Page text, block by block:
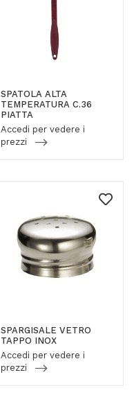
SPATOLA ALTA
TEMPERATURA C.36
PIATTA
Accedi per vedere i
prezzi
SPARGISALE VETRO
TAPPO INOX
Accedi per vedere i
prezzi